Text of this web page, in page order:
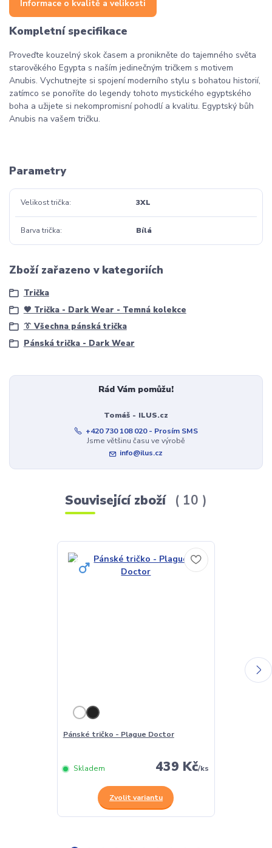
Informace o kvalitě a velikosti
Kompletní specifikace
Proveďte kouzelný skok časem a pronikněte do tajemného světa
starověkého Egypta s naším jedinečným tričkem s motivem
Anubis. Vychutnejte si spojení moderního stylu s bohatou historií,
zatímco se ponoříte do legendy tohoto mystického egyptského
boha a užijete si nekompromisní pohodlí a kvalitu. Egyptský bůh
Anubis na vašem tričku.
Parametry
Velikost trička 3XL
Barva trička Bílá
Zboží zařazeno v kategoriích
Trička
🖤 Trička - Dark Wear - Temná kolekce
👔 Všechna pánská trička
Pánská trička - Dark Wear
Rád Vám pomůžu!
Tomáš - ILUS.cz
+420 730 108 020 - Prosím SMS
Jsme většinu času ve výrobě
info@ilus.cz
Související zboží 10
Pánské tričko - Plague Doctor
439 Kč/ks
Skladem
Zvolit variantu